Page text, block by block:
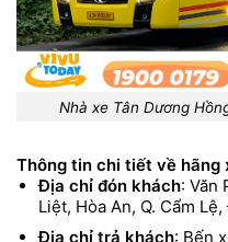
Nhà xe Tân Dương
Thông tin chi tiết về hãng
Địa chỉ đón khách: Văn
Liệt, Hòa An, Q. Cẩm
Địa chỉ trả khách: Bến